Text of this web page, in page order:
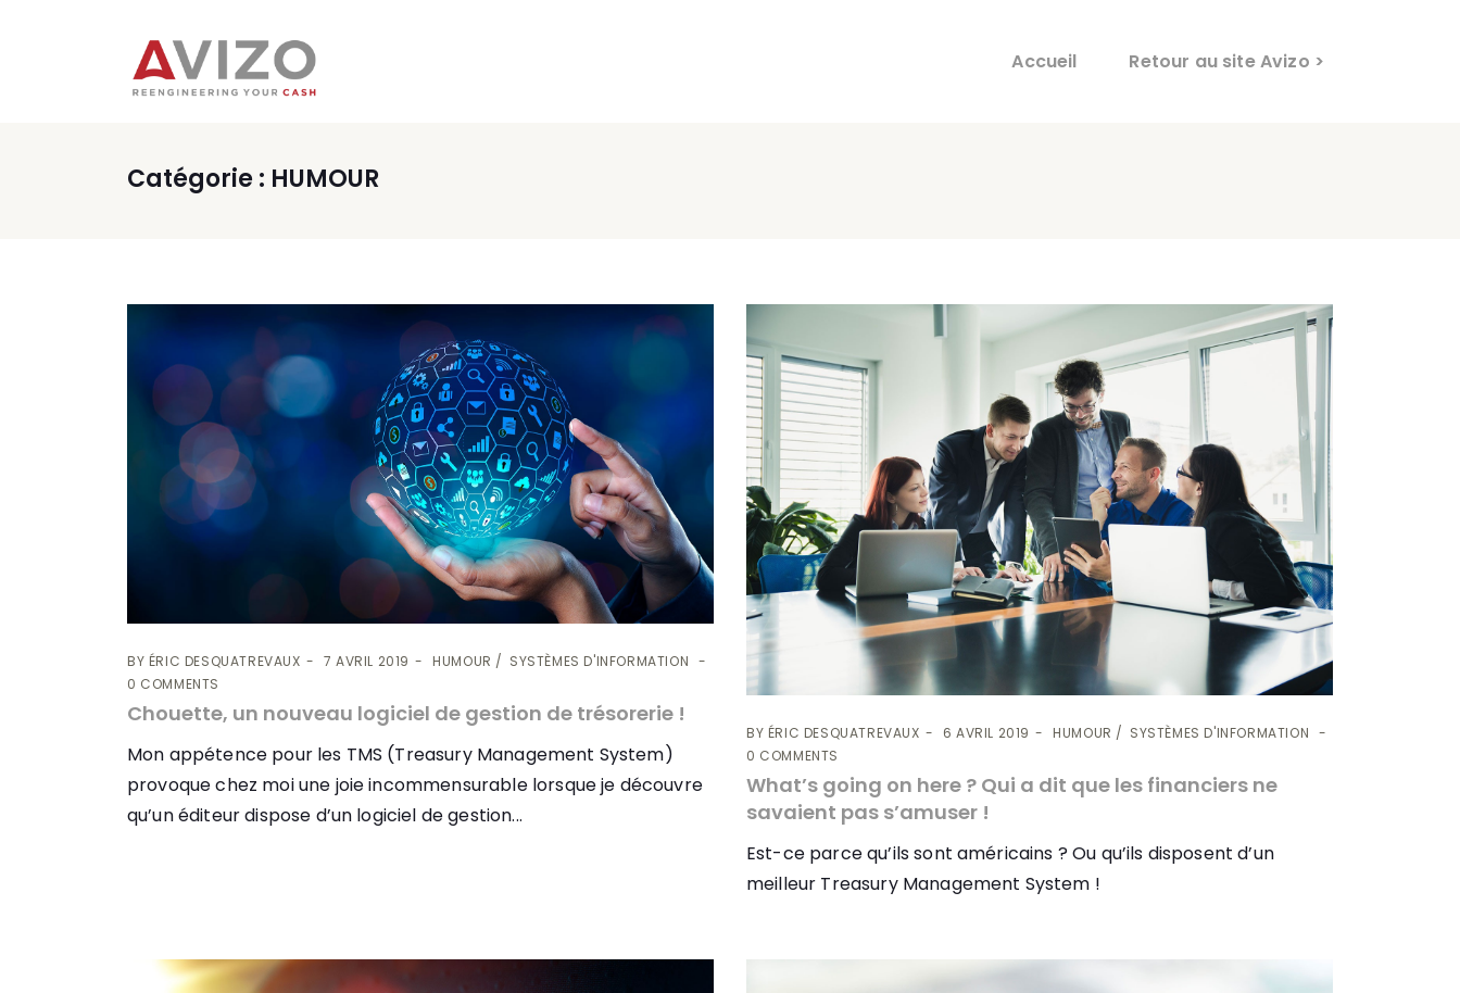
Accueil Retour au site Avizo >
Catégorie : HUMOUR
BY ÉRIC DESQUATREVAUX 7 AVRIL 2019 HUMOUR
SYSTÈMES D'INFORMATION
0 COMMENTS
Chouette, un nouveau logiciel de gestion de trésorerie !
Mon appétence pour les TMS (Treasury Management System)
provoque chez moi une joie incommensurable lorsque je découvre
qu’un éditeur dispose d’un logiciel de gestion...
BY ÉRIC DESQUATREVAUX 6 AVRIL 2019 HUMOUR
SYSTÈMES D'INFORMATION
0 COMMENTS
What’s going on here ? Qui a dit que les financiers ne
savaient pas s’amuser !
Est-ce parce qu’ils sont américains ? Ou qu’ils disposent d’un
meilleur Treasury Management System !